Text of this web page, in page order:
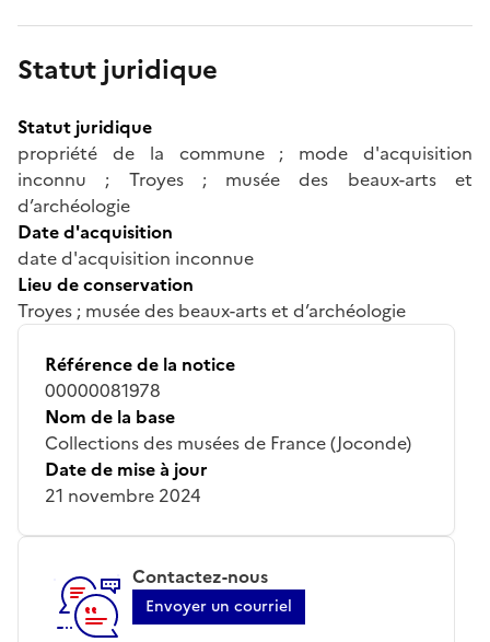
Statut juridique
Statut juridique
propriété de la commune ; mode d'acquisition
inconnu ; Troyes ; musée des beaux-arts et
d’archéologie
Date d'acquisition
date d'acquisition inconnue
Lieu de conservation
Troyes ; musée des beaux-arts et d’archéologie
Référence de la notice
00000081978
Nom de la base
Collections des musées de France (Joconde)
Date de mise à jour
21 novembre 2024
Contactez-nous
Envoyer un courriel